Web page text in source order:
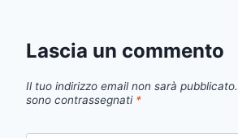
Lascia un commento
Il tuo indirizzo email non sarà pubblicato.
sono contrassegnati *